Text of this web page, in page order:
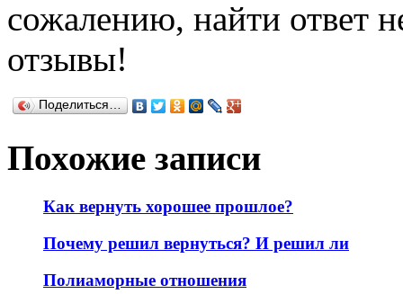
сожалению, найти ответ
отзывы!
Поделиться…
Похожие записи
Как вернуть хорошее прошлое?
Почему решил вернуться? И решил ли
Полиаморные отношения